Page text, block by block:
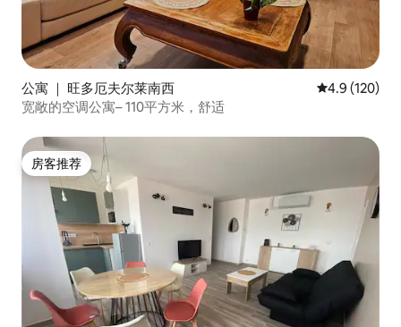
公寓 ｜ 旺多厄夫尔莱南西 平均评分 4.9
4.9 (120)
宽敞的空调公寓– 110平方米，舒适
房客推荐
房客推荐